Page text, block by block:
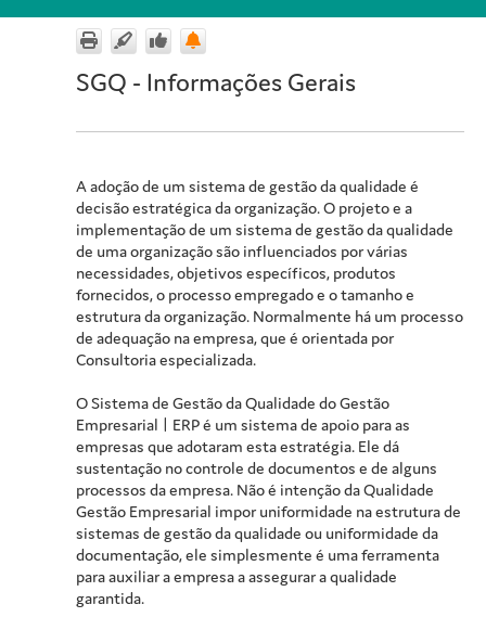
SGQ - Informações Gerais
A adoção de um sistema de gestão da qualidade é
decisão estratégica da organização. O projeto e a
implementação de um sistema de gestão da qualidade
de uma organização são influenciados por várias
necessidades, objetivos específicos, produtos
fornecidos, o processo empregado e o tamanho e
estrutura da organização. Normalmente há um processo
de adequação na empresa, que é orientada por
Consultoria especializada.
O Sistema de Gestão da Qualidade do Gestão
Empresarial | ERP é um sistema de apoio para as
empresas que adotaram esta estratégia. Ele dá
sustentação no controle de documentos e de alguns
processos da empresa. Não é intenção da Qualidade
Gestão Empresarial impor uniformidade na estrutura de
sistemas de gestão da qualidade ou uniformidade da
documentação, ele simplesmente é uma ferramenta
para auxiliar a empresa a assegurar a qualidade
garantida.